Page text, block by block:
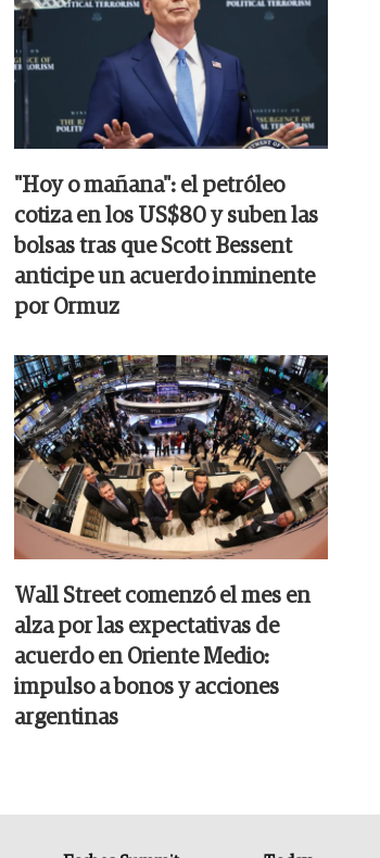
"Hoy o mañana": el petróleo
cotiza en los US$80 y suben las
bolsas tras que Scott Bessent
anticipe un acuerdo inminente
por Ormuz
Wall Street comenzó el mes en
alza por las expectativas de
acuerdo en Oriente Medio:
impulso a bonos y acciones
argentinas